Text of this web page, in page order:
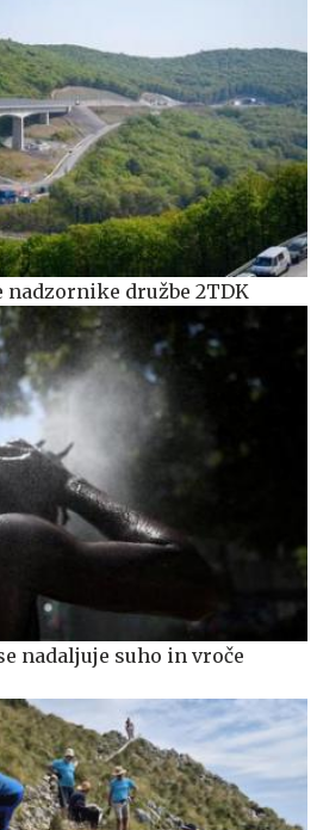
nadzornike družbe 2TDK
nadaljuje suho in vroče